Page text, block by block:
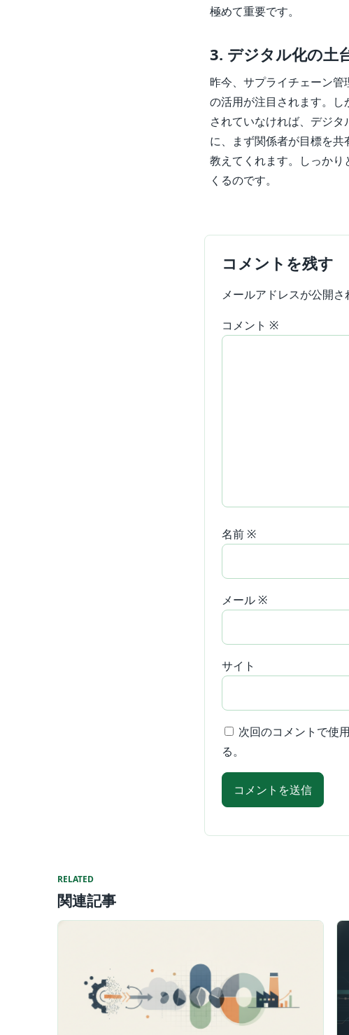
極めて重要です。
3. デジタル化の土
昨今、サプライチェーン管
の活用が注目されます。
されていなければ、デジ
に、まず関係者が目標を
教えてくれます。しっか
くるのです。
コメントを残す
メールアドレスが公開さ
コメント ※
名前 ※
メール ※
サイト
次回のコメントで使
る。
RELATED
関連記事